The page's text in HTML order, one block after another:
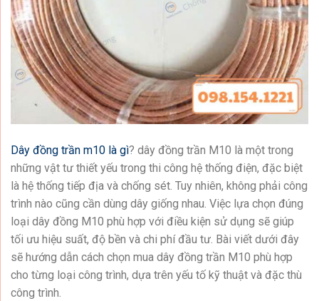
Dây đồng trần m10 là gì? dây đồng trần M10 là một trong
những vật tư thiết yếu trong thi công hệ thống điện, đặc biệt
là hệ thống tiếp địa và chống sét. Tuy nhiên, không phải công
trình nào cũng cần dùng dây giống nhau. Việc lựa chọn đúng
loại dây đồng M10 phù hợp với điều kiện sử dụng sẽ giúp
tối ưu hiệu suất, độ bền và chi phí đầu tư. Bài viết dưới đây
sẽ hướng dẫn cách chọn mua dây đồng trần M10 phù hợp
cho từng loại công trình, dựa trên yếu tố kỹ thuật và đặc thù
công trình.